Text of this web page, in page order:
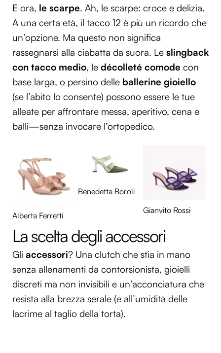
E ora, le scarpe. Ah, le scarpe: croce e delizia.
A una certa età, il tacco 12 è più un ricordo che
un’opzione. Ma questo non significa
rassegnarsi alla ciabatta da suora. Le slingback
con tacco medio, le décolleté comode con
base larga, o persino delle ballerine gioiello
(se l’abito lo consente) possono essere le tue
alleate per affrontare messa, aperitivo, cena e
balli—senza invocare l’ortopedico.
Alberta Ferretti
Benedetta Boroli
Gianvito Rossi
La scelta degli accessori
Gli accessori? Una clutch che stia in mano
senza allenamenti da contorsionista, gioielli
discreti ma non invisibili e un’acconciatura che
resista alla brezza serale (e all’umidità delle
lacrime al taglio della torta).